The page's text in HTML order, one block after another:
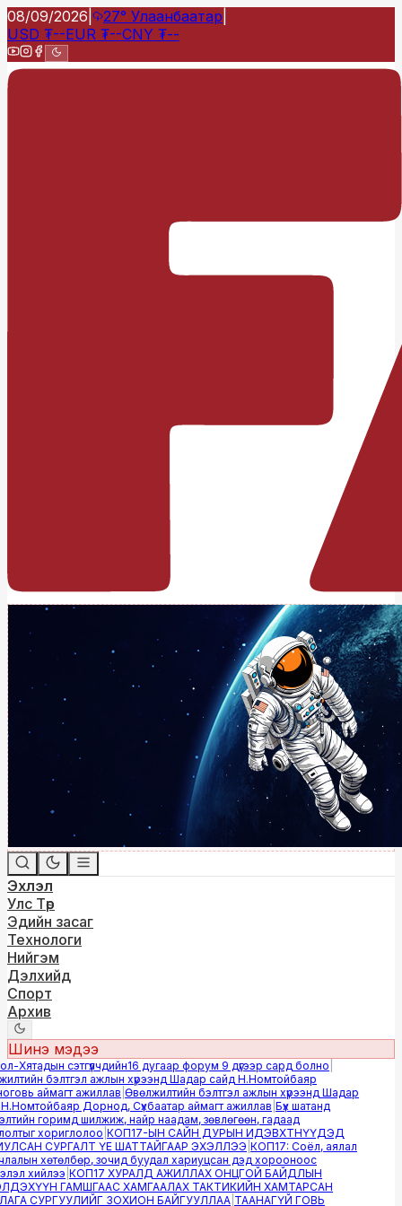
08/09/2026 27° Улаанбаатар
USD ₮--EUR ₮--CNY ₮--
Эхлэл
Улс Төр
Эдийн засаг
Технологи
Нийгэм
Дэлхийд
Спорт
Архив
Шинэ мэдээ
Хятадын сэтгүүлчдийн16 дугаар форум 9 дүгээр сард болно|
бэлтгэл ажлын хүрээнд Шадар сайд Н.Номтойбаяр
аймагт ажиллав|Өвөлжилтийн бэлтгэл ажлын хүрээнд Шадар
Дорнод, Сүхбаатар аймагт ажиллав|Бүх шатанд
горимд шилжиж, найр наадам, зөвлөгөөн, гадаад
хориглолоо|КОП17-ЫН САЙН ДУРЫН ИДЭВХТНҮҮДЭД
СУРГАЛТ ҮЕ ШАТТАЙГААР ЭХЭЛЛЭЭ|КОП17: Соёл, аялал
хөтөлбөр, зочид буудал хариуцсан дэд хорооноос
хийлээ|КОП17 ХУРАЛД АЖИЛЛАХ ОНЦГОЙ БАЙДЛЫН
ГАМШГААС ХАМГААЛАХ ТАКТИКИЙН ХАМТАРСАН
СУРГУУЛИЙГ ЗОХИОН БАЙГУУЛЛАА|ТААНАГҮЙ ГОВЬ